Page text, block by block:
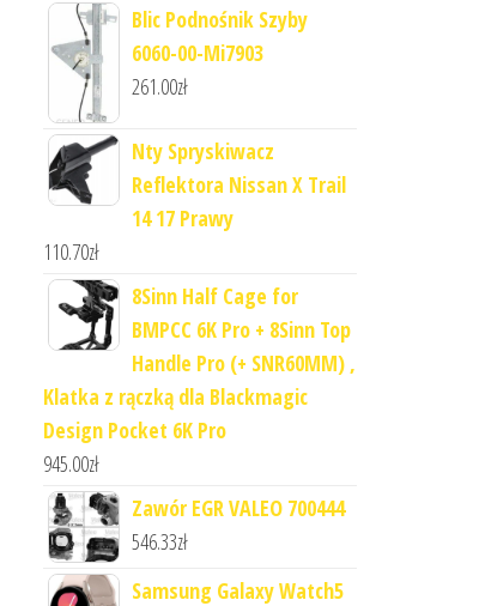
Blic Podnośnik Szyby
6060-00-Mi7903
261.00zł
Nty Spryskiwacz
Reflektora Nissan X Trail
14 17 Prawy
110.70zł
8Sinn Half Cage for
BMPCC 6K Pro + 8Sinn Top
Handle Pro (+ SNR60MM) ,
Klatka z rączką dla Blackmagic
Design Pocket 6K Pro
945.00zł
Zawór EGR VALEO 700444
546.33zł
Samsung Galaxy Watch5